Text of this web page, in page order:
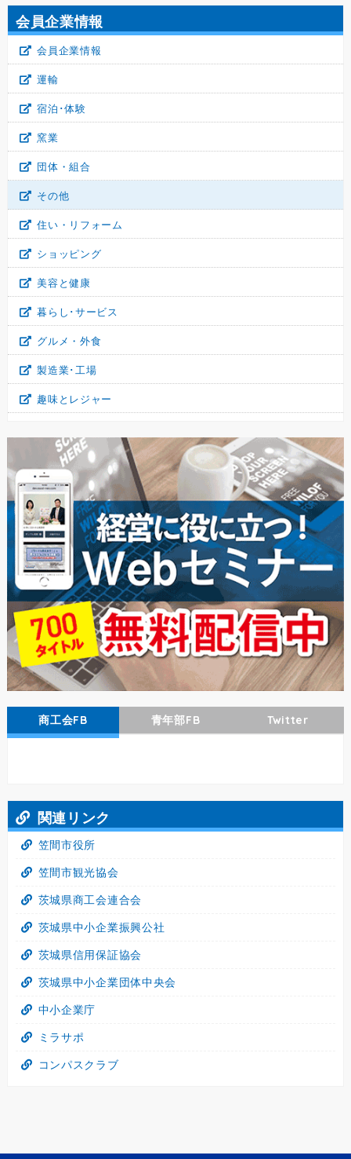
会員企業情報
会員企業情報
運輸
宿泊･体験
窯業
団体・組合
その他
住い・リフォーム
ショッピング
美容と健康
暮らし･サービス
グルメ・外食
製造業･工場
趣味とレジャー
商工会FB 青年部FB Twitter
関連リンク
笠間市役所
笠間市観光協会
茨城県商工会連合会
茨城県中小企業振興公社
茨城県信用保証協会
茨城県中小企業団体中央会
中小企業庁
ミラサポ
コンパスクラブ